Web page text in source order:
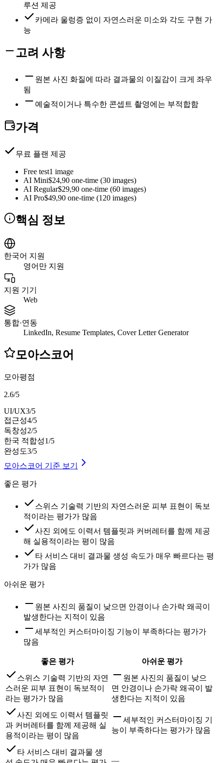
루션 제공
카메라 울렁증 없이 자연스러운 미소와 각도 구현 가
능
고려 사항
원본 사진 화질에 따라 결과물의 이질감이 크게 좌우
됨
예술적이거나 특수한 콘셉트 촬영에는 부적합함
가격
무료 플랜 제공
Free test1 image
AI Mini$24,90 one-time (30 images)
AI Regular$29,90 one-time (60 images)
AI Pro$49,90 one-time (120 images)
핵심 정보
한국어 지원
영어만 지원
지원 기기
Web
통합·연동
LinkedIn, Resume Templates, Cover Letter Generator
모아스코어
모아평점
2.6/5
UI/UX3/5
접근성4/5
독창성2/5
한국 적합성1/5
완성도3/5
모아스코어 기준 보기
좋은 평가
스위스 기술력 기반의 자연스러운 피부 표현이 독보
적이라는 평가가 많음
사진 외에도 이력서 템플릿과 커버레터를 함께 제공
해 실용적이라는 평이 많음
타 서비스 대비 결과물 생성 속도가 매우 빠르다는 평
가가 많음
아쉬운 평가
원본 사진의 품질이 낮으면 안경이나 손가락 왜곡이
발생한다는 지적이 있음
세부적인 커스터마이징 기능이 부족하다는 평가가
많음
좋은 평가
아쉬운 평가
스위스 기술력 기반의 자연
스러운 피부 표현이 독보적이
라는 평가가 많음
원본 사진의 품질이 낮으
면 안경이나 손가락 왜곡이 발
생한다는 지적이 있음
사진 외에도 이력서 템플릿
과 커버레터를 함께 제공해 실
용적이라는 평이 많음
세부적인 커스터마이징 기
능이 부족하다는 평가가 많음
타 서비스 대비 결과물 생
—